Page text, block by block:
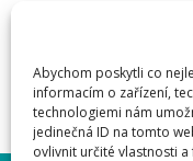
Abychom poskytli co
informacím o zařízení,
technologiemi nám
jedinečná ID na tomto
ovlivnit určité vlastnosti a